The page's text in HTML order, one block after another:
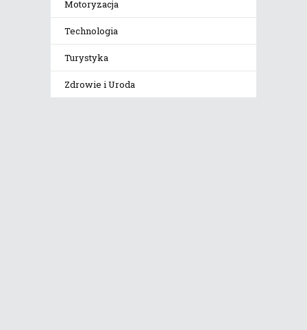
Motoryzacja
Technologia
Turystyka
Zdrowie i Uroda